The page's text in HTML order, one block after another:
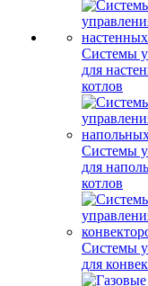
Системы
для
котлов
Системы
для
котлов
Системы
для